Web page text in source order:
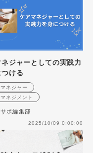
ジャーとしての実践力
ける
ネジャー
ネジメント
ポ編集部
2025/10/09 0:00:00